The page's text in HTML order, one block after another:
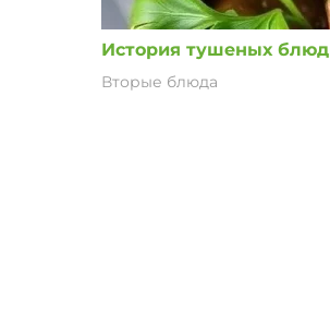
История тушеных блюд
Вторые блюда